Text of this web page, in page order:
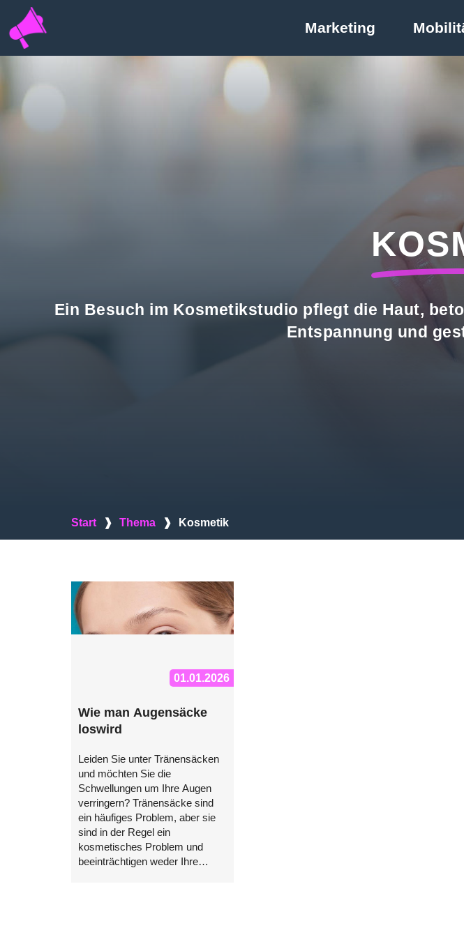
INFOPORTAL
Marketing
Ein Besuch im Kosmetikstudio pflegt die Haut,
Entspannung und
Start ❱ Thema ❱ Kosmetik
01.01.2026
Wie man Augensäcke
loswird
Leiden Sie unter Tränensäcken
und möchten Sie die
Schwellungen um Ihre Augen
verringern? Tränensäcke sind
ein häufiges Problem, aber sie
sind in der Regel ein
kosmetisches Problem und
beeinträchtigen weder Ihre